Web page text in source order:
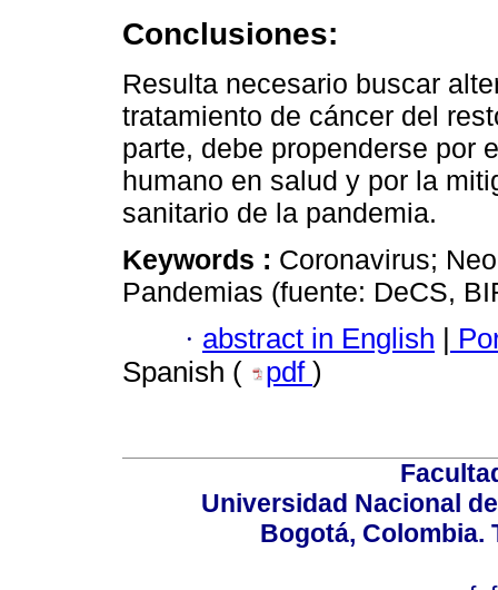
Conclusiones:
Resulta necesario buscar
tratamiento de cáncer del
parte, debe propenderse por
humano en salud y por la
sanitario de la pandemia.
Keywords : Coronavirus;
Pandemias (fuente: DeCS,
· abstract in English
Spanish (
pdf )
Universidad Nacional
Bogotá, Colombia.